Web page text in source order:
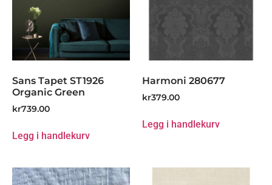
Sans Tapet ST1926
Organic Green
kr739.00
Legg i handlekurv
Harmoni 280677
kr379.00
Legg i handlekurv